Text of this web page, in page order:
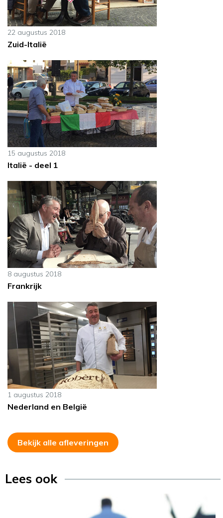
22 augustus 2018
Zuid-Italië
15 augustus 2018
Italië - deel 1
8 augustus 2018
Frankrijk
1 augustus 2018
Nederland en België
Bekijk alle afleveringen
Lees ook